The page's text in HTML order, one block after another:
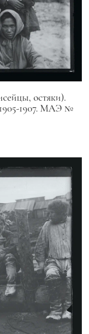
остяки).
1907. МАЭ №